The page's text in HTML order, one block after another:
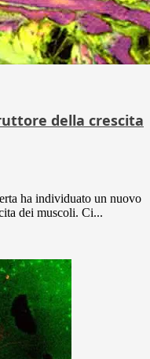
della crescita
ha individuato un nuovo
dei muscoli. Ci...